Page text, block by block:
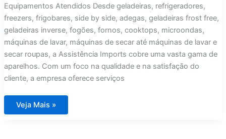
Equipamentos Atendidos Desde geladeiras, refrigeradores,
freezers, frigobares, side by side, adegas, geladeiras frost free,
geladeiras inverse, fogões, fornos, cooktops, microondas,
máquinas de lavar, máquinas de secar até máquinas de lavar e
secar roupas, a Assistência Imports cobre uma vasta gama de
aparelhos. Com um foco na qualidade e na satisfação do
cliente, a empresa oferece serviços
Assistência
Técnica
Veja Mais »